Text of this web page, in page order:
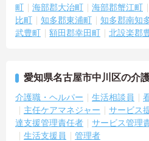
町
海部郡大治町 海部郡蟹江町
比町
知多郡東浦町 知多郡南知
武豊町
額田郡幸田町 北設楽郡
愛知県名古屋市中川区の介
介護職・ヘルパー 生活相談員
主任ケアマネジャー
サービス
達支援管理責任者
サービス管理
生活支援員
管理者